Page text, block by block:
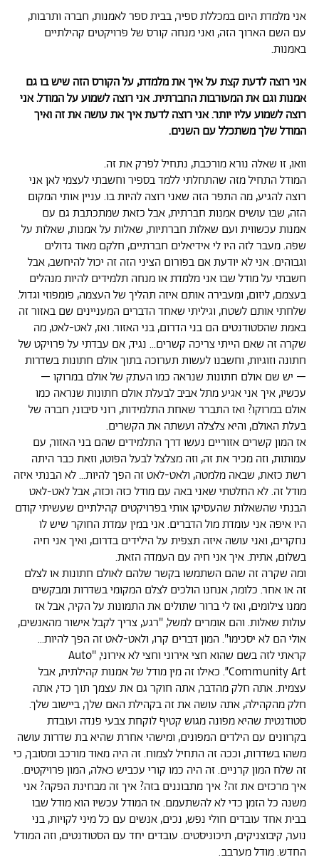
אני מלמדת היום במכללת ספיר, בבית ספר לאמנות, חברה ותרבות,
עם השם הארוך הזה, ואני מנחה קורס של פרויקטים קהילתיים
באמנות.
אני רוצה לדעת קצת על איך את מלמדת, על הקורס הזה שיש בו גם
אמנות וגם את המעורבות החברתית. אני רוצה לשמוע על המודל. אני
רוצה לשמוע עליו יותר. אני רוצה לדעת איך את עושה את זה ואיך
המודל שלך משתכלל עם השנים.
וואו, זו שאלה נורא מורכבת, נתחיל לפרק את זה.
המודל התחיל מזה שהתחלתי ללמד בספיר וחשבתי לעצמי לאן אני
רוצה להגיע, מה התפר הזה שאני רוצה להיות בו. עניין אותי המקום
הזה, שבו עושים אמנות חברתית, אבל כזאת שמתכתבת גם עם
אמנות עכשווית ועם שאלות חברתיות, שאלות על אמנות, שאלות על
שפה. מעבר לזה היו לי אידיאלים חברתיים, חלקם מאוד גדולים
וגבוהים. אני לא יודעת אם בפורום הציני הזה זה יכול להיחשב, אבל
חשבתי על מודל שבו אני מלמדת או מנחה תלמידים להיות מנהלים
בעצמם, ליזום, ומעבירה אותם איזה תהליך של העצמה, פומפוזי וגדול.
שלחתי אותם לשטח, וגיליתי שאחד הדברים המעניינים שם באזור זה
באמת שהסטודנטים הם בני הדרום, בני האזור. ואז, לאט-לאט, מה
שקרה זה שאם הייתי צריכה קשרים... נגיד, אם עבדתי על פרויקט של
חתונה וזוגיות, וחשבנו לעשות תערוכה בתוך אולם חתונות בשדרות
– יש שם אולם חתונות שנראה כמו העתק של אולם במרוקו –
עכשיו, איך אני אגיע מתל אביב לבעלת אולם חתונות שנראה כמו
אולם במרוקו? ואז התברר שאחת התלמידות, רוני סיבוני, חברה של
בעלת האולם, והיא צלצלה ועשתה את הקשרים.
אז המון קשרים אזוריים נעשו דרך התלמידים שהם בני האזור, עם
עמותות, וזה מכיר את זה, וזה מצלצל לבעל הפוטו, וזאת כבר היתה
רשת כזאת, שבאה מלמטה, ולאט-לאט זה הפך להיות... לא הבנתי איזה
מודל זה. לא החלטתי שאני באה עם מודל כזה וכזה, אבל לאט-לאט
הבנתי שהשאלות שהעסיקו אותי בפרויקטים קהילתיים שעשיתי קודם
היו איפה אני עומדת מול הדברים. אני במין עמדת החוקר שיש לו
נחקרים, ואני עושה איזה תצפית על הילידים בדרום, ואיך אני חיה
בשלום, אתית. איך אני חיה עם העמדה הזאת.
ומה שקרה זה שהם השתמשו בקשר שלהם לאולם חתונות או לצלם
זה או אחר. כלומר, אנחנו הולכים לצלם המקומי בשדרות ומבקשים
ממנו צילומים, ואז לי ברור שתולים את התמונות על הקיר, אבל אז
עולות שאלות. והם אומרים למשל, "רגע, צריך לקבל אישור מהאנשים,
אולי הם לא יסכימו". המון דברים קרו, ולאט-לאט זה הפך להיות...
קראתי לזה בשם שהוא חצי אירוני וחצי לא אירוני, "Auto
Community Art”. כאילו זה מין מודל של אמנות קהילתית, אבל
עצמית. אתה חלק מהדבר, אתה חוקר גם את עצמך תוך כדי, אתה
חלק מהקהילה, אתה עושה את זה בקהילת האם שלך, ביישוב שלך.
סטודנטית שהיא מפונה מגוש קטיף לוקחת צבעי פנדה ועובדת
בקרוונים עם הילדים המפונים, ומישהי אחרת שהיא בת שדרות עושה
משהו בשדרות, וככה זה התחיל לצמוח. זה היה מאוד מורכב ומסובך, כי
זה שלח המון קרניים. זה היה כמו קורי עכביש כאלה, המון פרויקטים.
איך מרכזים את זה? איך מתבוננים בזה? איך זה מבחינת הפקה? אני
משנה כל הזמן כדי לא להשתעמם. אז המודל עכשיו הוא מודל שבו
בבית אחד עובדים חולי נפש, נכים, אנשים עם כל מיני לקויות, בני
נוער, קיבוצניקים, תיכוניסטים. עובדים יחד עם הסטודנטים, וזה המודל
החדש. מודל מערבב.